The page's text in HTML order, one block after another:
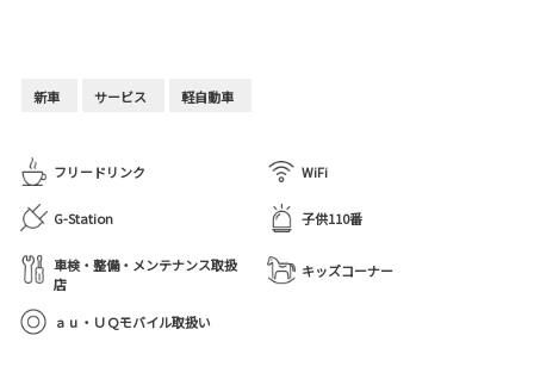
新車 サービス 軽自動車
フリードリンク WiFi
G-Station 子供110番
車検・整備・メンテナンス取扱
店
キッズコーナー
ａｕ・ＵＱモバイル取扱い